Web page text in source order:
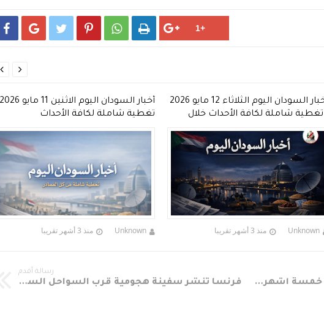
     
أخبار السودان اليوم الاثنين 11 مايو 2026 |
تغطية شاملة لكافة الأحداث
Unknown منذ 3 أشهر تقريبا
أخبار السودان اليوم الأحد 10 مايو 2026 |
تغطية شاملة لكافة الأحداث
Unknown منذ 3 أشهر تقريبا


البرهان يصدر قرار بصرف متأخرات خمسة أشهر للمعلمين في ولاية الخرطوم
رسالة أقدم
فرنسا تنشر سفينة هجومية قرب السواحل السودانية شمال بورتسودان